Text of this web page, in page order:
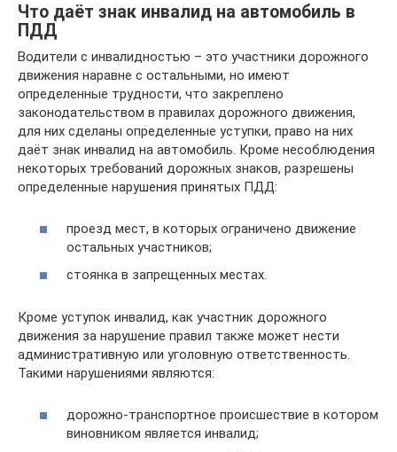
Что даёт знак инвалид на автомобиль в
ПДД
Водители с инвалидностью – это участники дорожного
движения наравне с остальными, но имеют
определенные трудности, что закреплено
законодательством в правилах дорожного движения,
для них сделаны определенные уступки, право на них
даёт знак инвалид на автомобиль. Кроме несоблюдения
некоторых требований дорожных знаков, разрешены
определенные нарушения принятых ПДД:
проезд мест, в которых ограничено движение
остальных участников;
стоянка в запрещенных местах.
Кроме уступок инвалид, как участник дорожного
движения за нарушение правил также может нести
административную или уголовную ответственность.
Такими нарушениями являются:
дорожно-транспортное происшествие в котором
виновником является инвалид;